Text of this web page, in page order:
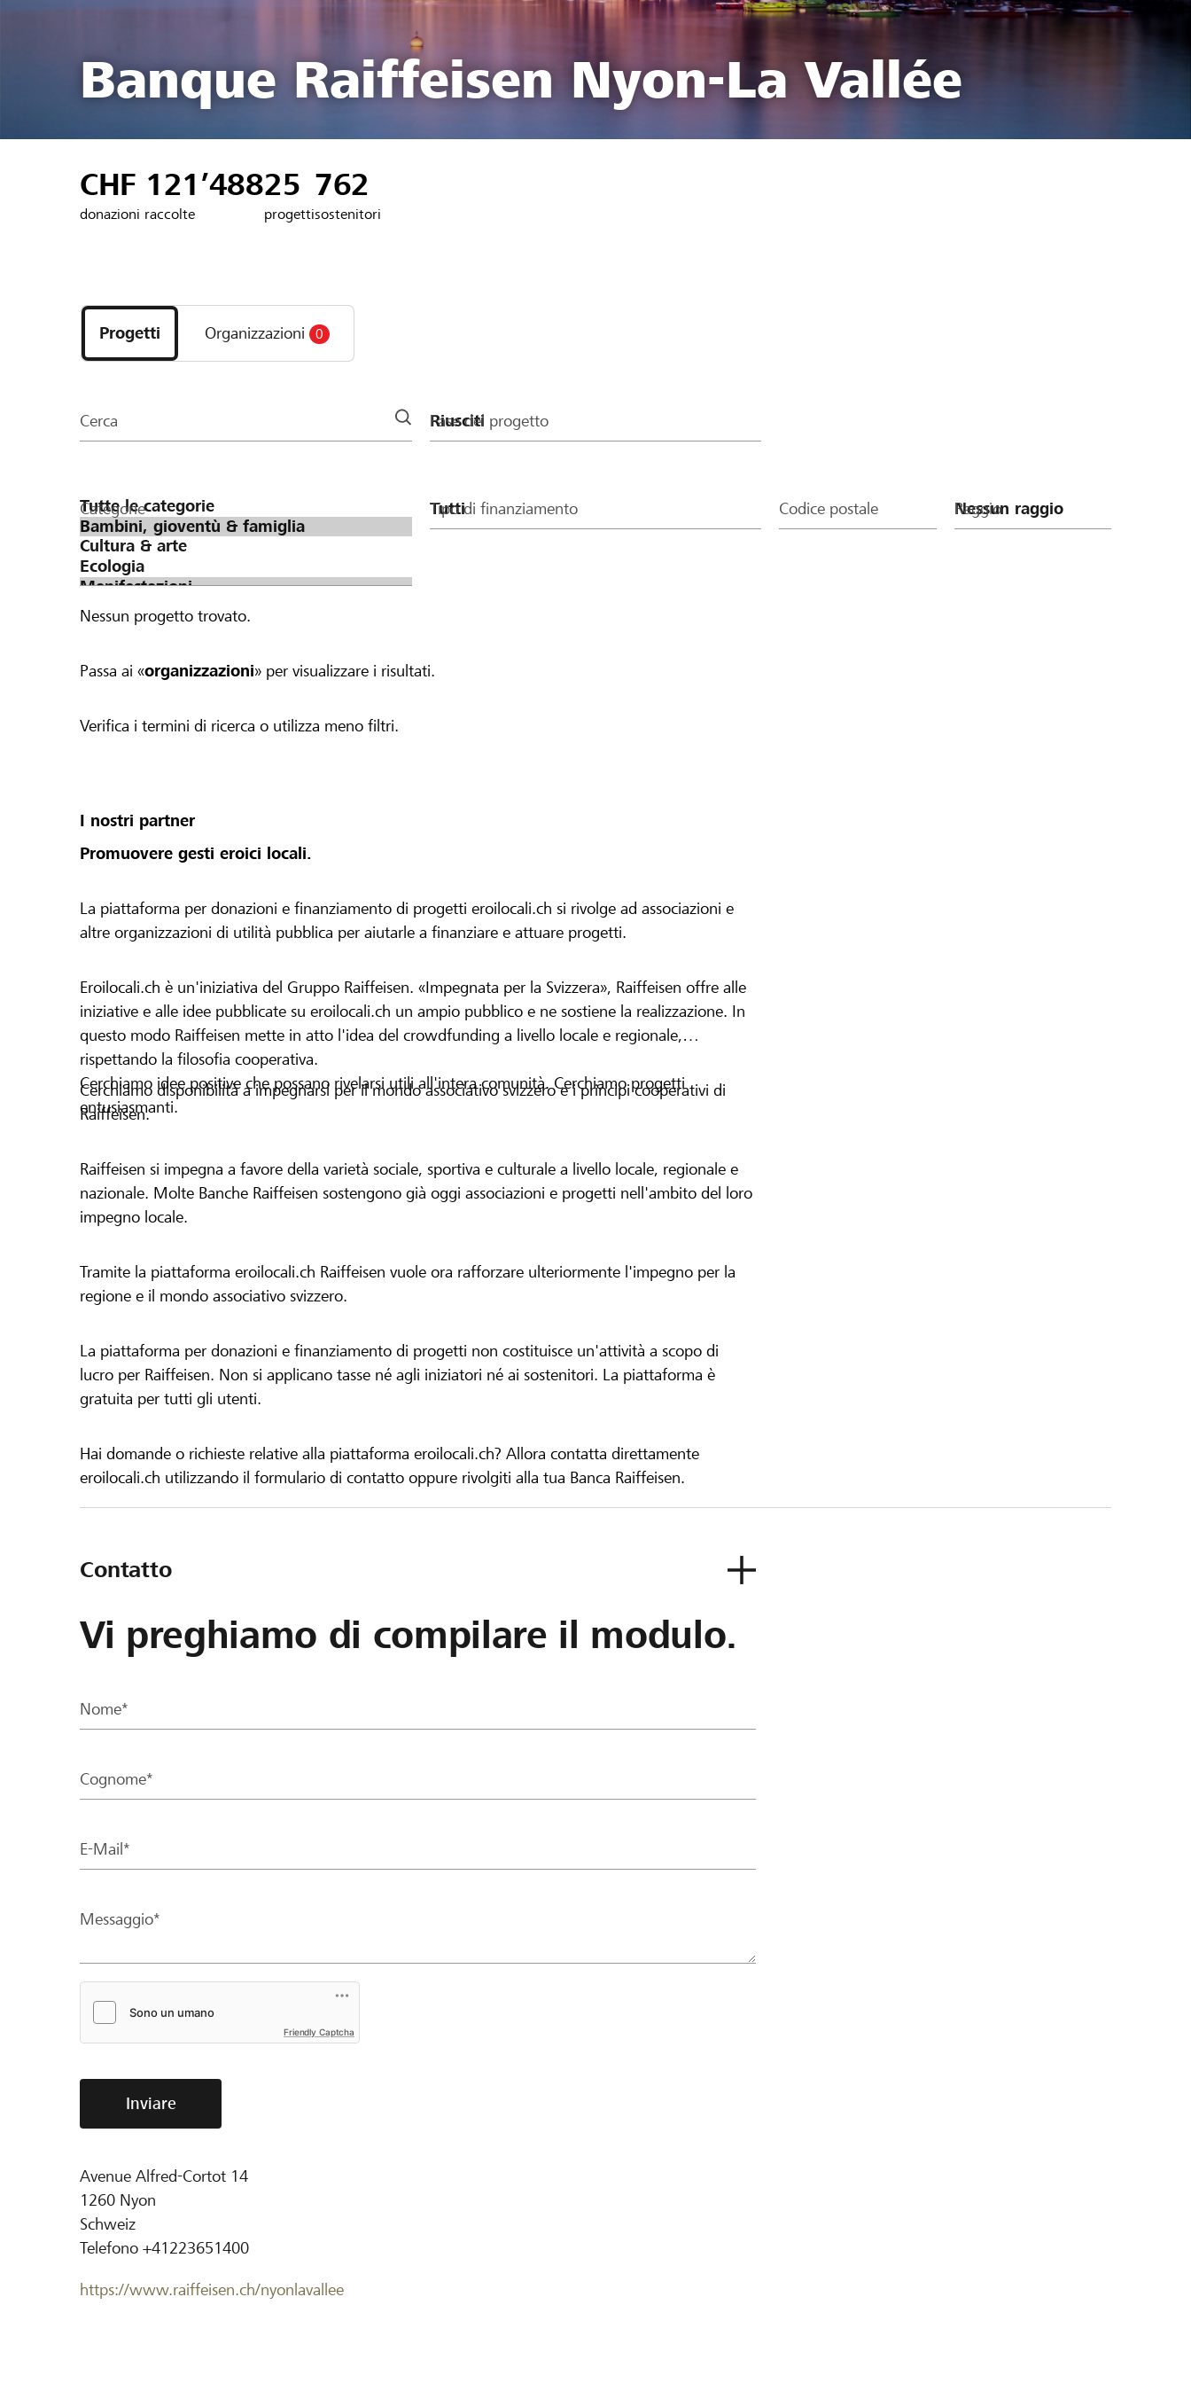
Banque Raiffeisen Nyon-La Vallée
CHF 121’488
donazioni raccolte
25
progetti
762
sostenitori
i
progetti
e
della
Progetti Organizzazioni 0
Cerca Fase del progetto
Categorie Tipo di finanziamento Codice postale Raggio
Nessun progetto trovato.
Passa ai «organizzazioni» per visualizzare i risultati.
Verifica i termini di ricerca o utilizza meno filtri.
I nostri partner
Promuovere gesti eroici locali.
La piattaforma per donazioni e finanziamento di progetti eroilocali.ch si rivolge ad associazioni e
altre organizzazioni di utilità pubblica per aiutarle a finanziare e attuare progetti.
Eroilocali.ch è un'iniziativa del Gruppo Raiffeisen. «Impegnata per la Svizzera», Raiffeisen offre alle
iniziative e alle idee pubblicate su eroilocali.ch un ampio pubblico e ne sostiene la realizzazione. In
questo modo Raiffeisen mette in atto l'idea del crowdfunding a livello locale e regionale,
rispettando la filosofia cooperativa.
Cerchiamo idee positive che possano rivelarsi utili all'intera comunità. Cerchiamo progetti
entusiasmanti.
Cerchiamo disponibilità a impegnarsi per il mondo associativo svizzero e i principi cooperativi di
Raiffeisen.
Raiffeisen si impegna a favore della varietà sociale, sportiva e culturale a livello locale, regionale e
nazionale. Molte Banche Raiffeisen sostengono già oggi associazioni e progetti nell'ambito del loro
impegno locale.
Tramite la piattaforma eroilocali.ch Raiffeisen vuole ora rafforzare ulteriormente l'impegno per la
regione e il mondo associativo svizzero.
La piattaforma per donazioni e finanziamento di progetti non costituisce un'attività a scopo di
lucro per Raiffeisen. Non si applicano tasse né agli iniziatori né ai sostenitori. La piattaforma è
gratuita per tutti gli utenti.
Hai domande o richieste relative alla piattaforma eroilocali.ch? Allora contatta direttamente
eroilocali.ch utilizzando il formulario di contatto oppure rivolgiti alla tua Banca Raiffeisen.
Contatto
Vi preghiamo di compilare il modulo.
Nome*
Cognome*
E-Mail*
Messaggio*
Friendly Captcha
Inviare
Avenue Alfred-Cortot 14
1260 Nyon
Schweiz
Telefono +41223651400
https://www.raiffeisen.ch/nyonlavallee